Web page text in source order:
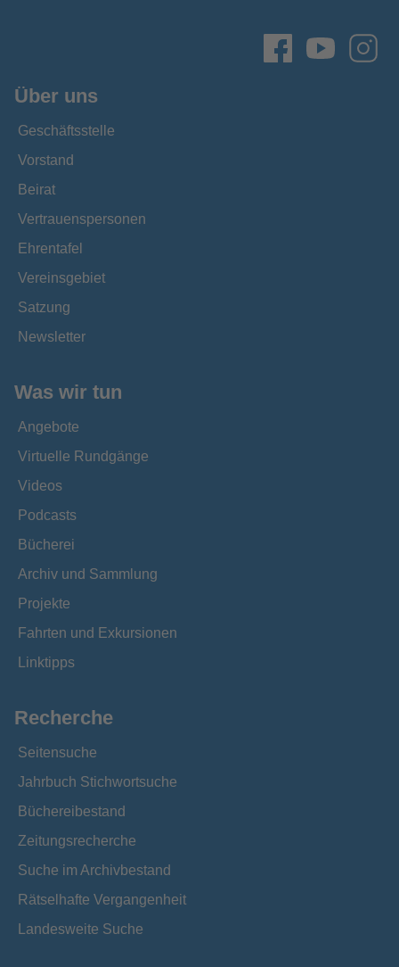
Über uns
Geschäftsstelle
Vorstand
Beirat
Vertrauenspersonen
Ehrentafel
Vereinsgebiet
Satzung
Newsletter
Was wir tun
Angebote
Virtuelle Rundgänge
Videos
Podcasts
Bücherei
Archiv und Sammlung
Projekte
Fahrten und Exkursionen
Linktipps
Recherche
Seitensuche
Jahrbuch Stichwortsuche
Büchereibestand
Zeitungsrecherche
Suche im Archivbestand
Rätselhafte Vergangenheit
Landesweite Suche